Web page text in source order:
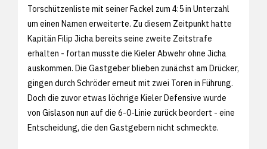
Torschützenliste mit seiner Fackel zum 4:5 in Unterzahl
um einen Namen erweiterte. Zu diesem Zeitpunkt hatte
Kapitän Filip Jicha bereits seine zweite Zeitstrafe
erhalten - fortan musste die Kieler Abwehr ohne Jicha
auskommen. Die Gastgeber blieben zunächst am Drücker,
gingen durch Schröder erneut mit zwei Toren in Führung.
Doch die zuvor etwas löchrige Kieler Defensive wurde
von Gislason nun auf die 6-0-Linie zurück beordert - eine
Entscheidung, die den Gastgebern nicht schmeckte.